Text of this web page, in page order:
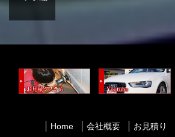
Home 会社概要 お見積り